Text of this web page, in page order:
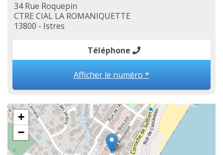
34 Rue Roquepin
CTRE CIAL LA ROMANIQUETTE
13800 - Istres
Téléphone
Afficher le numéro *
+
−